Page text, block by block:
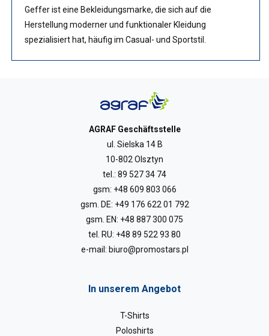
Geffer ist eine Bekleidungsmarke, die sich auf die
Herstellung moderner und funktionaler Kleidung
spezialisiert hat, häufig im Casual- und Sportstil.
AGRAF Geschäftsstelle
ul. Sielska 14 B
10-802 Olsztyn
tel.: 89 527 34 74
gsm: +48 609 803 066
gsm. DE: +49 176 622 01 792
gsm. EN: +48 887 300 075
tel. RU: +48 89 522 93 80
e-mail: biuro@promostars.pl
In unserem Angebot
T-Shirts
Poloshirts